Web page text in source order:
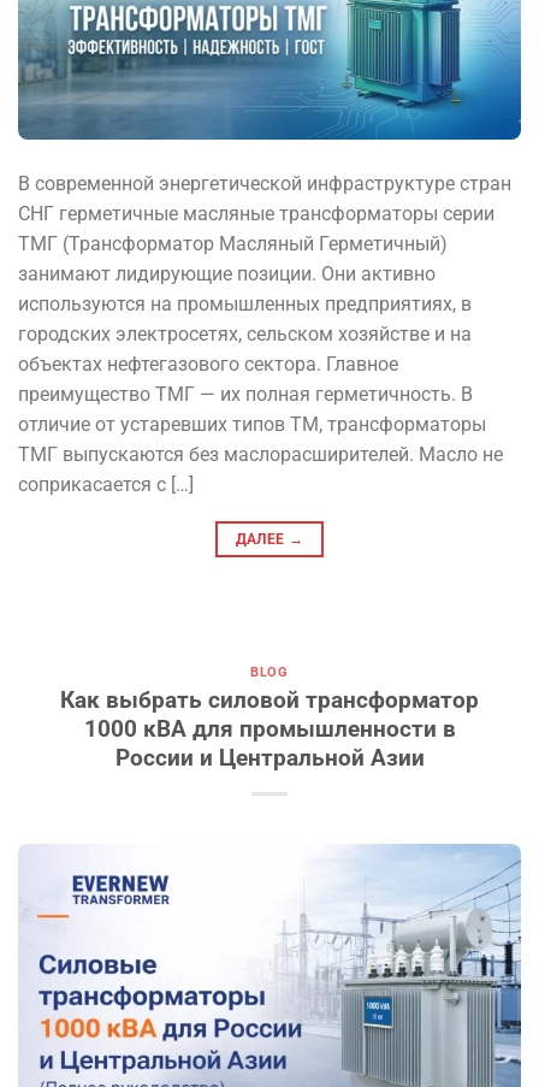
В современной энергетической инфраструктуре стран
СНГ герметичные масляные трансформаторы серии
ТМГ (Трансформатор Масляный Герметичный)
занимают лидирующие позиции. Они активно
используются на промышленных предприятиях, в
городских электросетях, сельском хозяйстве и на
объектах нефтегазового сектора. Главное
преимущество ТМГ — их полная герметичность. В
отличие от устаревших типов ТМ, трансформаторы
ТМГ выпускаются без маслорасширителей. Масло не
соприкасается с […]
ДАЛЕЕ →
BLOG
Как выбрать силовой трансформатор
1000 кВА для промышленности в
России и Центральной Азии